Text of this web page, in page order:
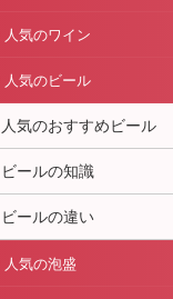
人気のワイン
人気のビール
人気のおすすめビール
ビールの知識
ビールの違い
人気の泡盛